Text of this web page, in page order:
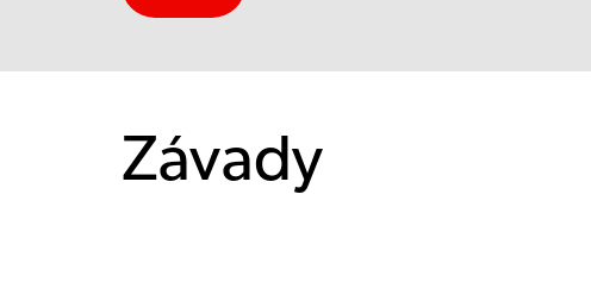
Závady